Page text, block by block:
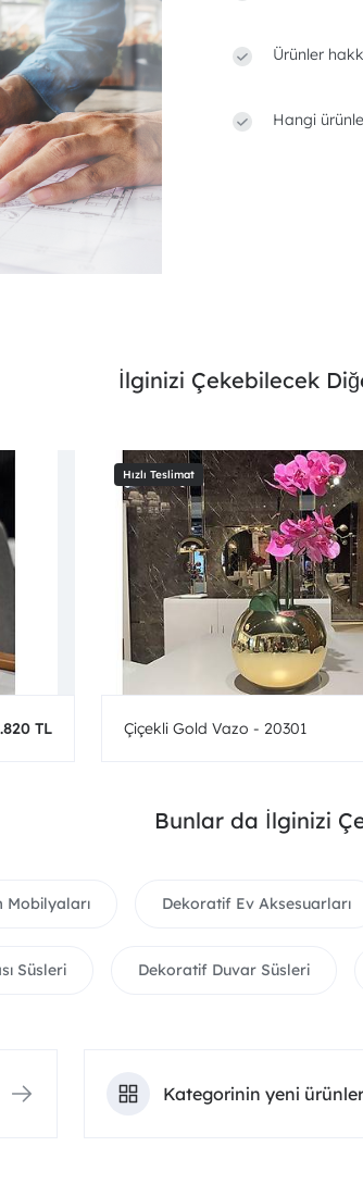
Ürünler
Hangi
İlginizi Çekebilecek
TL Çiçekli Gold Vazo - 20301
Bunlar da İlginizi
Mobilyaları Dekoratif Ev Aksesuarları
Süsleri Dekoratif Duvar Süsleri
Kategorinin yeni